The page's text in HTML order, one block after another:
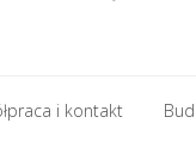
i kontakt